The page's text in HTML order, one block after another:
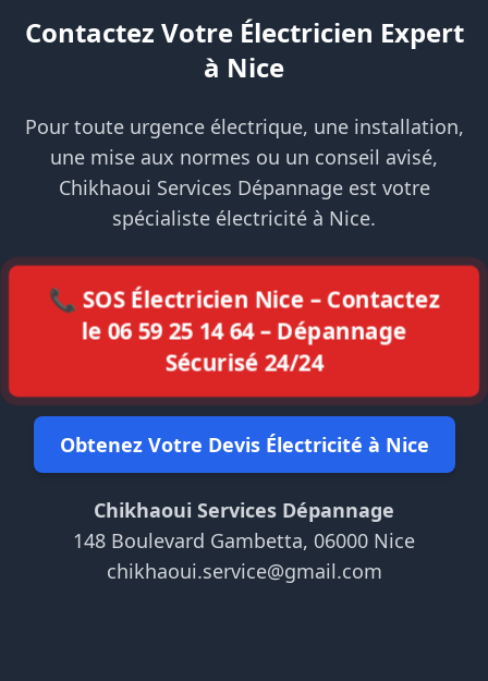
Contactez Votre Électricien Expert
à Nice
Pour toute urgence électrique, une installation,
une mise aux normes ou un conseil avisé,
Chikhaoui Services Dépannage est votre
spécialiste électricité à Nice.
📞 SOS Électricien Nice – Contactez
le 06 59 25 14 64 – Dépannage
Sécurisé 24/24
Obtenez Votre Devis Électricité à Nice
Chikhaoui Services Dépannage
148 Boulevard Gambetta, 06000 Nice
chikhaoui.service@gmail.com